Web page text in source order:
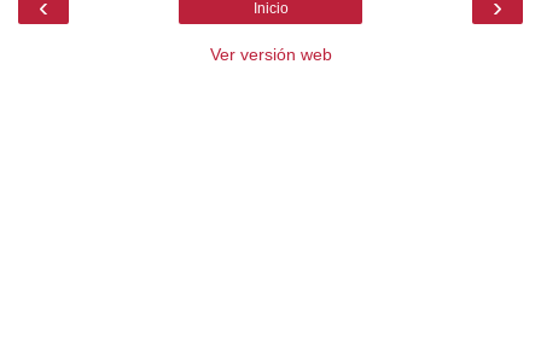
‹ ›
Inicio
Ver versión web